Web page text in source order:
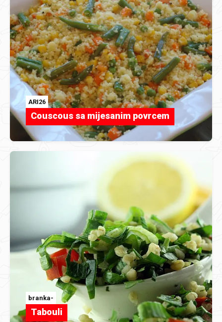
ARI26
Couscous sa mijesanim povrcem
branka-
Tabouli